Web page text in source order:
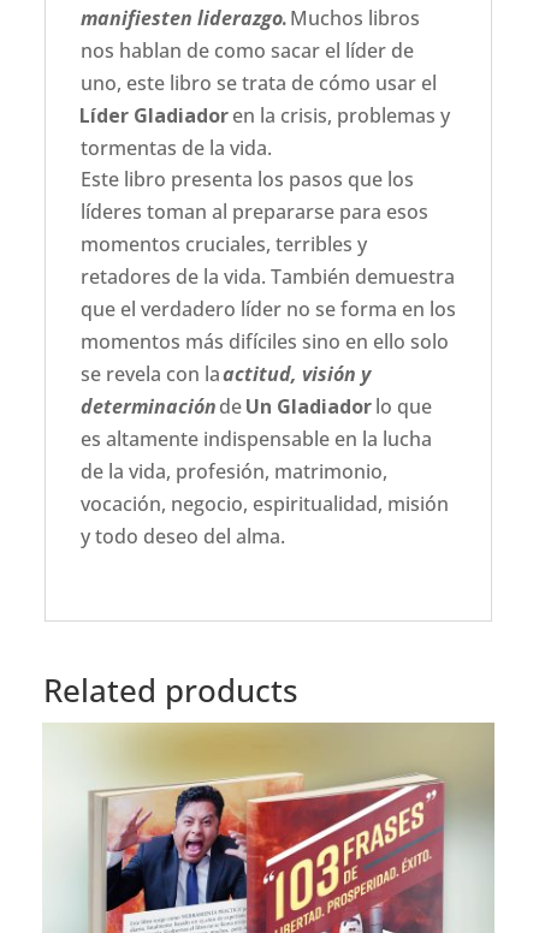
manifiesten liderazgo.Muchos libros
nos hablan de como sacar el líder de
uno, este libro se trata de cómo usar el
Líder Gladiadoren la crisis, problemas y
tormentas de la vida.
Este libro presenta los pasos que los
líderes toman al prepararse para esos
momentos cruciales, terribles y
retadores de la vida. También demuestra
que el verdadero líder no se forma en los
momentos más difíciles sino en ello solo
se revela con laactitud, visión y
determinacióndeUn Gladiadorlo que
es altamente indispensable en la lucha
de la vida, profesión, matrimonio,
vocación, negocio, espiritualidad, misión
y todo deseo del alma.
Related products